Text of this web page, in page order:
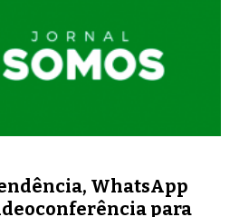
WhatsApp
para